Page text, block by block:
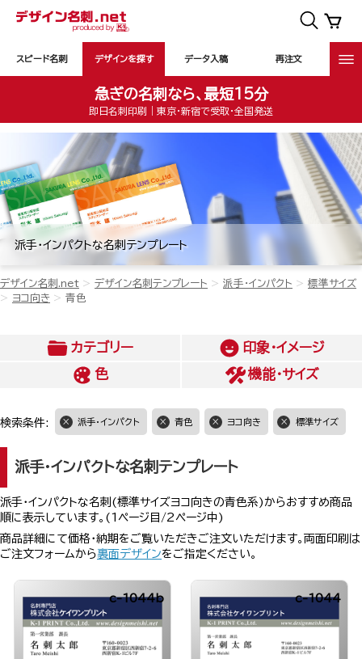
スピード名刺 デザインを探す データ入稿 再注文
急ぎの名刺なら、最短15分
即日名刺印刷｜東京・新宿で受取・全国発送
派手・インパクトな名刺テンプレート
デザイン名刺.net デザイン名刺テンプレート 派手・インパクト
標準サイズ
ヨコ向き
青色
カテゴリー
印象・イメージ
色
機能・サイズ
検索条件: 派手・インパクト 青色 ヨコ向き 標準サイズ
派手・インパクトな名刺テンプレート
派手・インパクトな名刺(標準サイズヨコ向きの青色系)からおすすめ商品
順に表示しています。(1ページ目/2ページ中)
商品詳細にて価格・納期をご覧いただきご注文いただけます。両面印刷は
ご注文フォームから裏面デザインをご指定ください。
c-1044b c-1044